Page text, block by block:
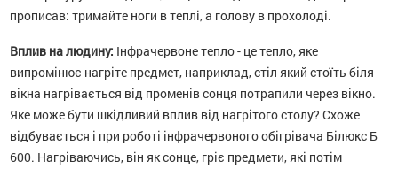
прописав: тримайте ноги в теплі, а голову в прохолоді.
Вплив на людину: Інфрачервоне тепло - це тепло, яке
випромінює нагріте предмет, наприклад, стіл який стоїть біля
вікна нагрівається від променів сонця потрапили через вікно.
Яке може бути шкідливий вплив від нагрітого столу? Схоже
відбувається і при роботі інфрачервоного обігрівача Білюкс Б
600. Нагріваючись, він як сонце, гріє предмети, які потім